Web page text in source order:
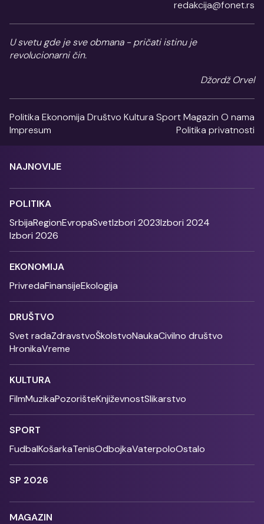
redakcija@fonet.rs
U svetu gde je sve obmana - pričati istinu je
revolucionarni čin.
Džordž Orvel
Politika Ekonomija Društvo Kultura SportMagazin O nama
Impresum
Politika privatnosti
NAJNOVIJE
POLITIKA
SrbijaRegionEvropaSvetIzbori 2023Izbori 2024
Izbori 2026
EKONOMIJA
PrivredaFinansijeEkologija
DRUŠTVO
Svet radaZdravstvoŠkolstvoNaukaCivilno društvo
HronikaVreme
KULTURA
FilmMuzikaPozorišteKnjiževnostSlikarstvo
SPORT
FudbalKošarkaTenisOdbojkaVaterpoloOstalo
SP 2026
MAGAZIN